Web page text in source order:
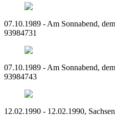
07.10.1989 - Am Sonnabend,
93984731
07.10.1989 - Am Sonnabend,
93984743
12.02.1990 - 12.02.1990,